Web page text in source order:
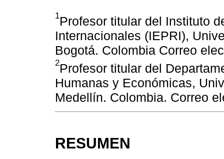
1Profesor titular del Instituto
Internacionales (IEPRI),
Bogotá. Colombia Correo
2Profesor titular del
Humanas y Económicas,
Medellín. Colombia. Correo
RESUMEN